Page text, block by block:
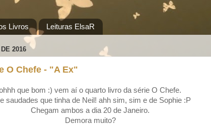
Livros Leituras ElsaR
2016
O Chefe - "A Ex"
que bom :) vem aí o quarto livro da série O Chefe.
saudades que tinha de Neil! ahh sim, sim e de Sophie :P
Chegam ambos a dia 20 de Janeiro.
Demora muito?